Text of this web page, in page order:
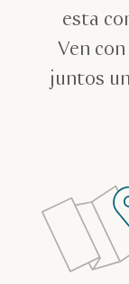
esta
Ven
juntos